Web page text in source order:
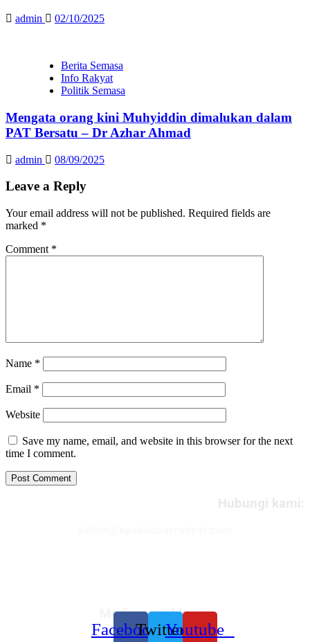
admin 02/10/2025
Berita Semasa
Info Rakyat
Politik Semasa
Mengata orang kini Muhyiddin dimalukan dalam
PAT Bersatu – Dr Azhar Ahmad
admin 08/09/2025
Leave a Reply
Your email address will not be published. Required fields are
marked *
Comment *
Name *
Email *
Website
Save my name, email, and website in this browser for the next
time I comment.
Media sosial kami:
FacebookTwitterYoutube